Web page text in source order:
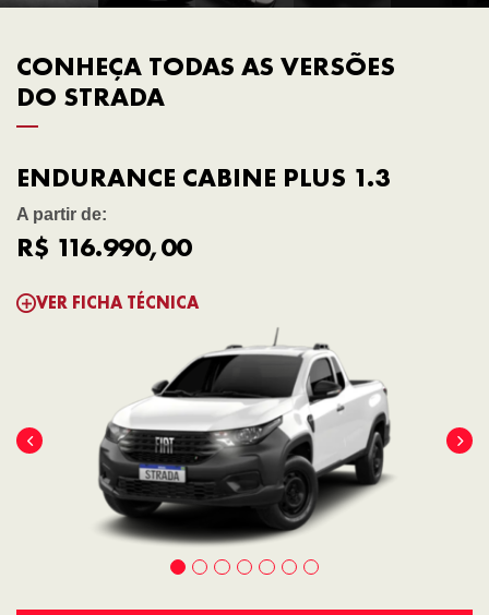
CONHEÇA TODAS AS VERSÕES
DO STRADA
ENDURANCE CABINE PLUS 1.3
A partir de:
R$ 116.990,00
VER FICHA TÉCNICA